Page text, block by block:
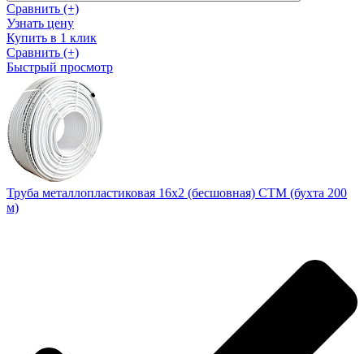
Сравнить (+)
Узнать цену
Купить в 1 клик
Сравнить (+)
Быстрый просмотр
Труба металлопластиковая 16х2 (бесшовная) CTM (бухта 200
м)